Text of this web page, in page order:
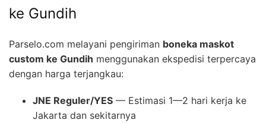
ke Gundih
Parselo.com melayani pengiriman boneka maskot
custom ke Gundih menggunakan ekspedisi terpercaya
dengan harga terjangkau:
JNE Reguler/YES — Estimasi 1—2 hari kerja ke
Jakarta dan sekitarnya